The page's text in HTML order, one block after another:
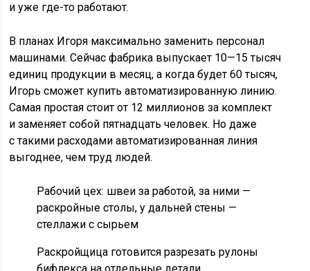
и уже где-то работают.
В планах Игоря максимально заменить персонал
машинами. Сейчас фабрика выпускает 10—15 тысяч
единиц продукции в месяц, а когда будет 60 тысяч,
Игорь сможет купить автоматизированную линию.
Самая простая стоит от 12 миллионов за комплект
и заменяет собой пятнадцать человек. Но даже
с такими расходами автоматизированная линия
выгоднее, чем труд людей.
Рабочий цех: швеи за работой, за ними —
раскройные столы, у дальней стены —
стеллажи с сырьем
Раскройщица готовится разрезать рулоны